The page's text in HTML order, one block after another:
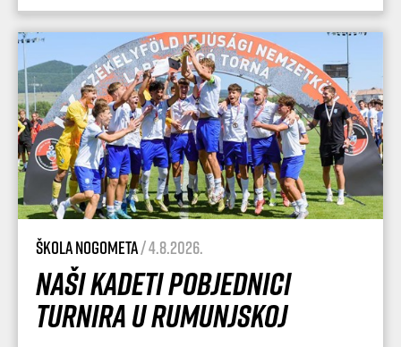
Škola nogometa/ 4.8.2026.
Naši kadeti pobjednici
turnira u Rumunjskoj